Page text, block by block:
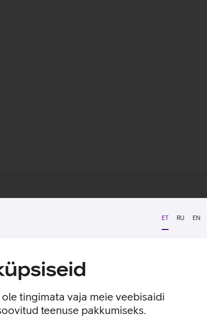
ET RU EN
tingimata vaja meie veebisaidi
teenuse pakkumiseks.
pööratav 45 kraadi paremale ja vasakule ning